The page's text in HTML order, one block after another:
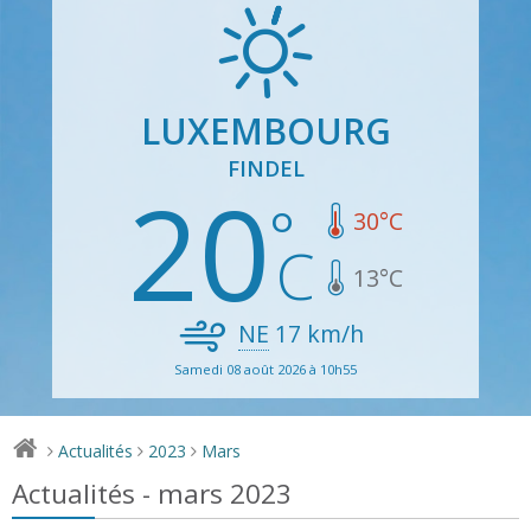
LUXEMBOURG
FINDEL
20 30°C
13°C
NE 17 km/h
Samedi 08 août 2026 à 10h55
> Actualités > 2023 > Mars
Actualités - mars 2023